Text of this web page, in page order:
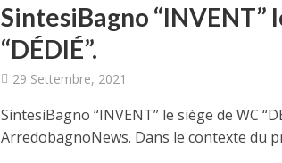
SintesiBagno “INVENT”
“DÉDIÉ”.
29 Settembre, 2021
SintesiBagno “INVENT” le siège de WC
ArredobagnoNews. Dans le contexte du